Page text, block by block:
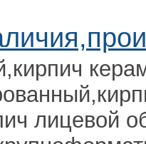
лицевой